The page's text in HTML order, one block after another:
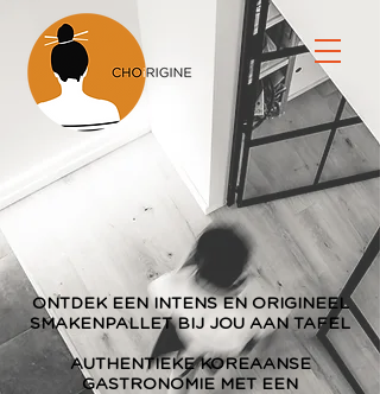
ONTDEK EEN INTENS EN ORIGINEEL
SMAKENPALLET BIJ JOU AAN TAFEL
AUTHENTIEKE KOREAANSE
GASTRONOMIE MET EEN